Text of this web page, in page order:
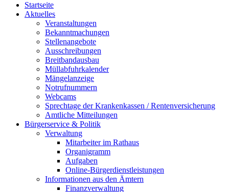
Startseite
Aktuelles
Veranstaltungen
Bekanntmachungen
Stellenangebote
Ausschreibungen
Breitbandausbau
Müllabfuhrkalender
Mängelanzeige
Notrufnummern
Webcams
Sprechtage der Krankenkassen / Rentenversicherung
Amtliche Mitteilungen
Bürgerservice & Politik
Verwaltung
Mitarbeiter im Rathaus
Organigramm
Aufgaben
Online-Bürgerdienstleistungen
Informationen aus den Ämtern
Finanzverwaltung